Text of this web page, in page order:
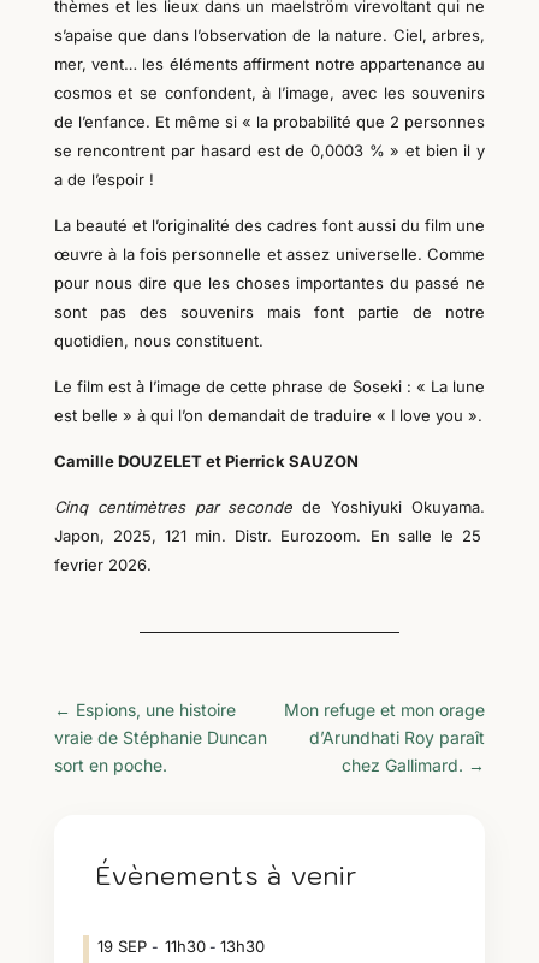
thèmes et les lieux dans un maelström virevoltant qui ne
s’apaise que dans l’observation de la nature. Ciel, arbres,
mer, vent… les éléments affirment notre appartenance au
cosmos et se confondent, à l’image, avec les souvenirs
de l’enfance. Et même si « la probabilité que 2 personnes
se rencontrent par hasard est de 0,0003 % » et bien il y
a de l’espoir !
La beauté et l’originalité des cadres font aussi du film une
œuvre à la fois personnelle et assez universelle. Comme
pour nous dire que les choses importantes du passé ne
sont pas des souvenirs mais font partie de notre
quotidien, nous constituent.
Le film est à l’image de cette phrase de Soseki : « La lune
est belle » à qui l’on demandait de traduire « I love you ».
Camille DOUZELET et Pierrick SAUZON
Cinq centimètres par secondedeYoshiyuki Okuyama.
Japon, 2025, 121 min. Distr. Eurozoom. En salle le 25
fevrier 2026.
← Espions, une histoire
vraie de Stéphanie Duncan
sort en poche.
Mon refuge et mon orage
d’Arundhati Roy paraît
chez Gallimard. →
Évènements à venir
19 SEP 11h30- 13h30